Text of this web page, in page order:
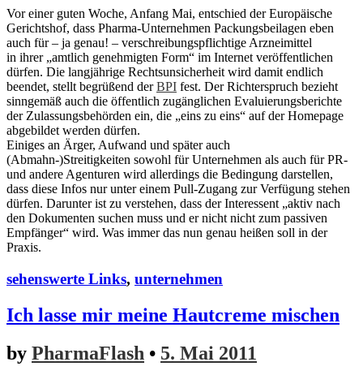
Vor einer guten Woche, Anfang Mai, entschied der Europäische
Gerichtshof, dass Pharma-Unternehmen Packungsbeilagen eben
auch für – ja genau! – verschreibungspflichtige Arzneimittel
in ihrer „amtlich genehmigten Form“ im Internet veröffentlichen
dürfen. Die langjährige Rechtsunsicherheit wird damit endlich
beendet, stellt begrüßend derBPI fest. Der Richterspruch bezieht
sinngemäß auch die öffentlich zugänglichen Evaluierungsberichte
der Zulassungsbehörden ein, die „eins zu eins“ auf der Homepage
abgebildet werden dürfen.
Einiges an Ärger, Aufwand und später auch
(Abmahn-)Streitigkeiten sowohl für Unternehmen als auch für PR-
und andere Agenturen wird allerdings die Bedingung darstellen,
dass diese Infos nur unter einem Pull-Zugang zur Verfügung stehen
dürfen. Darunter ist zu verstehen, dass der Interessent „aktiv nach
den Dokumenten suchen muss und er nicht nicht zum passiven
Empfänger“ wird. Was immer das nun genau heißen soll in der
Praxis.
sehenswerte Links, unternehmen
Ich lasse mir meine Hautcreme mischen
by PharmaFlash • 5. Mai 2011